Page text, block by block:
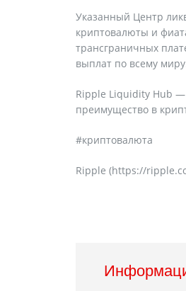
Указанный Центр
криптовалюты и
трансграничных
выплат по всему
Ripple Liquidity Hub —
преимущество в
#криптовалюта
Ripple (https://